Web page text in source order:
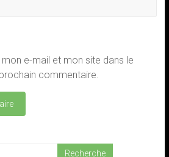
e-mail et mon site dans le
commentaire.